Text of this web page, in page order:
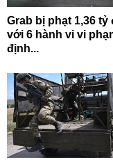
Grab bị phạt 1,36 tỷ
với 6 hành vi vi
định...